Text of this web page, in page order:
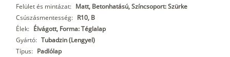
Felület és mintázat: Matt, Betonhatású, Színcsoport: Szürke
Csúszásmentesség: R10, B
Élek: Élvágott, Forma: Téglalap
Gyártó: Tubadzin (Lengyel)
Típus: Padlólap